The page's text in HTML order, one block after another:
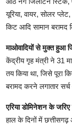
यूरिया, वायर, सोलर
किट आदि सामान बरामद
माओवादियों से मुक्त हुआ
केंद्रीय गृह मंत्री ने 31
तय किया था, जिसे पूरा
बरामद करने लगातार
एरिया डोमिनेशन के
हाल के दिनों में